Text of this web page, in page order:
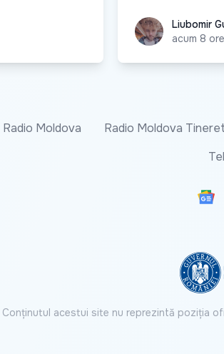
Liubomir Guțu
Liubomir
acum 8 ore
Radio Moldova Radio Moldova Tineret
Conținutul acestui site nu reprezintă poziția